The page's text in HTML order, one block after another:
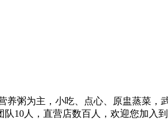
粥为主，小吃、点心、原盅蒸菜，
10人，直营店数百人，欢迎您加入